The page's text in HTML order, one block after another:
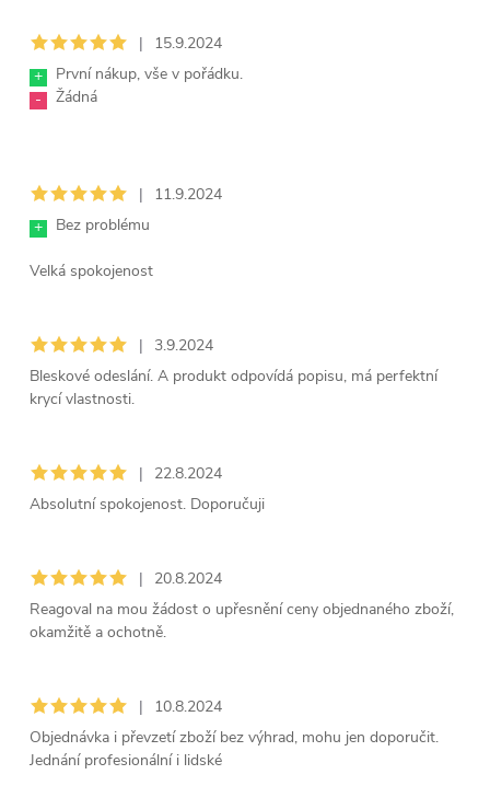
|
15.9.2024
+
První nákup, vše v pořádku.
-
Žádná
|
11.9.2024
+
Bez problému
Velká spokojenost
|
3.9.2024
Bleskové odeslání. A produkt odpovídá popisu, má perfektní
krycí vlastnosti.
|
22.8.2024
Absolutní spokojenost. Doporučuji
|
20.8.2024
Reagoval na mou žádost o upřesnění ceny objednaného zboží,
okamžitě a ochotně.
|
10.8.2024
Objednávka i převzetí zboží bez výhrad, mohu jen doporučit.
Jednání profesionální i lidské